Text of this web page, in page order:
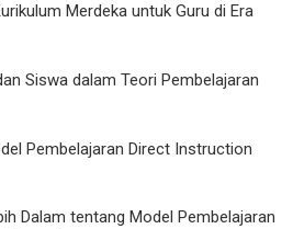
Merdeka untuk Guru di Era
Siswa dalam Teori Pembelajaran
Pembelajaran Direct Instruction
Dalam tentang Model Pembelajaran